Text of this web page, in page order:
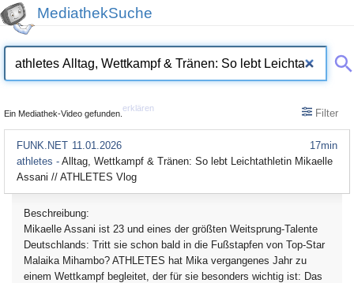
MediathekSuche
Ein Mediathek-Video gefunden.
erklären Filter
17min
FUNK.NET 11.01.2026
athletes - Alltag, Wettkampf & Tränen: So lebt Leichtathletin Mikaelle
Assani // ATHLETES Vlog
Beschreibung:
Mikaelle Assani ist 23 und eines der größten Weitsprung-Talente
Deutschlands: Tritt sie schon bald in die Fußstapfen von Top-Star
Malaika Mihambo? ATHLETES hat Mika vergangenes Jahr zu
einem Wettkampf begleitet, der für sie besonders wichtig ist: Das